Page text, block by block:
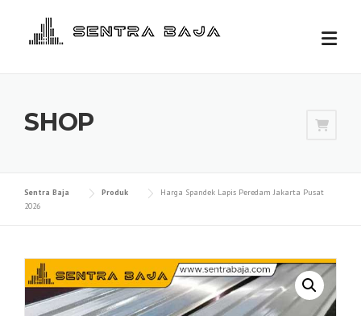
SHOP
Sentra Baja Produk
Harga Spandek Lapis Peredam Jakarta Pusat
2026